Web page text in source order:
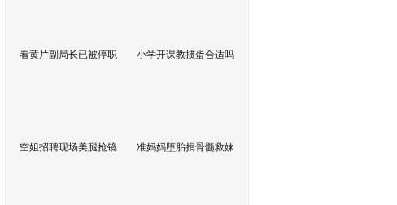
看黄片副局长已被停职 小学开课教掼蛋合适吗
空姐招聘现场美腿抢镜 准妈妈堕胎捐骨髓救妹